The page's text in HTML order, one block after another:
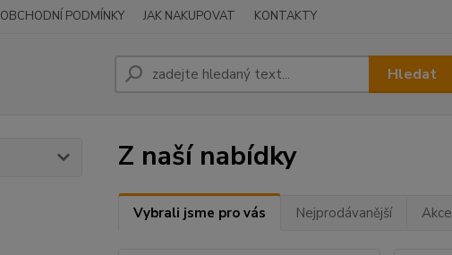
OBCHODNÍ PODMÍNKY JAK NAKUPOVAT KONTAKTY
Hledat
Z naší nabídky
Vybrali jsme pro vás Nejprodávanější Akce